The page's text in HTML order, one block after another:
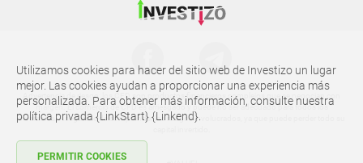
Advertencia de riesgo: los CFD son productos financieros complejos que se negocian con
margen. El comercio de CFD es arriesgado y puede no ser adecuado para todos los
inversores. Asegúrese de comprender los riesgos involucrados, ya que puede perder todo su
Utilizamos cookies para hacer del sitio web de Investizo un lugar
mejor. Las cookies ayudan a proporcionar una experiencia más
personalizada. Para obtener más información, consulte nuestra
política privada {LinkStart} {Linkend}.
PERMITIR COOKIES